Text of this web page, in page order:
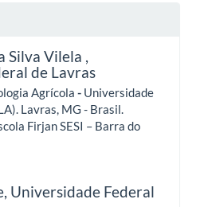
Silva Vilela ,
de Lavras
Agrícola - Universidade
Lavras, MG - Brasil.
Firjan SESI – Barra do
Universidade Federal